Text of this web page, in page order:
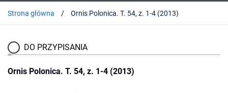
Strona główna Ornis Polonica. T. 54, z. 1-4 (2013)
DO PRZYPISANIA
Ornis Polonica. T. 54, z. 1-4 (2013)